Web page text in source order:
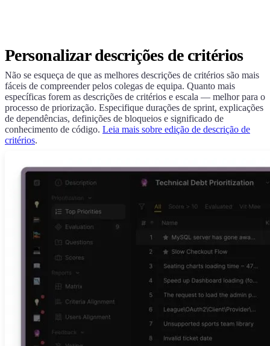
Personalizar descrições de critérios
Não se esqueça de que as melhores descrições de critérios são mais
fáceis de compreender pelos colegas de equipa. Quanto mais
específicas forem as descrições de critérios e escala — melhor para o
processo de priorização. Especifique durações de sprint, explicações
de dependências, definições de bloqueios e significado de
conhecimento de código. Leia mais sobre edição de descrição de
critérios.